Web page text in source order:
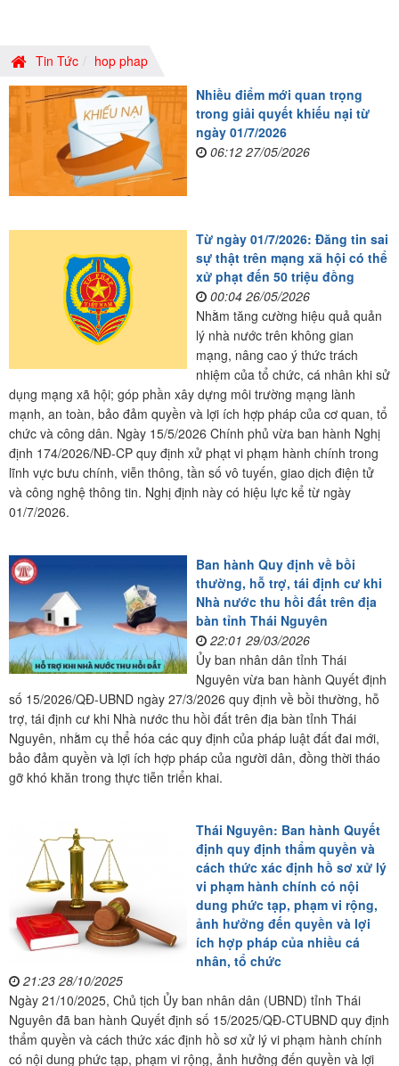
Tin Tức
hop phap
Nhiều điểm mới quan trọng
trong giải quyết khiếu nại từ
ngày 01/7/2026
06:12 27/05/2026
Từ ngày 01/7/2026: Đăng tin sai
sự thật trên mạng xã hội có thể
xử phạt đến 50 triệu đồng
00:04 26/05/2026
Nhằm tăng cường hiệu quả quản
lý nhà nước trên không gian
mạng, nâng cao ý thức trách
nhiệm của tổ chức, cá nhân khi sử
dụng mạng xã hội; góp phần xây dựng môi trường mạng lành
mạnh, an toàn, bảo đảm quyền và lợi ích hợp pháp của cơ quan, tổ
chức và công dân. Ngày 15/5/2026 Chính phủ vừa ban hành Nghị
định 174/2026/NĐ-CP quy định xử phạt vi phạm hành chính trong
lĩnh vực bưu chính, viễn thông, tần số vô tuyến, giao dịch điện tử
và công nghệ thông tin. Nghị định này có hiệu lực kể từ ngày
01/7/2026.
Ban hành Quy định về bồi
thường, hỗ trợ, tái định cư khi
Nhà nước thu hồi đất trên địa
bàn tỉnh Thái Nguyên
22:01 29/03/2026
Ủy ban nhân dân tỉnh Thái
Nguyên vừa ban hành Quyết định
số 15/2026/QĐ-UBND ngày 27/3/2026 quy định về bồi thường, hỗ
trợ, tái định cư khi Nhà nước thu hồi đất trên địa bàn tỉnh Thái
Nguyên, nhằm cụ thể hóa các quy định của pháp luật đất đai mới,
bảo đảm quyền và lợi ích hợp pháp của người dân, đồng thời tháo
gỡ khó khăn trong thực tiễn triển khai.
Thái Nguyên: Ban hành Quyết
định quy định thẩm quyền và
cách thức xác định hồ sơ xử lý
vi phạm hành chính có nội
dung phức tạp, phạm vi rộng,
ảnh hưởng đến quyền và lợi
ích hợp pháp của nhiều cá
nhân, tổ chức
21:23 28/10/2025
Ngày 21/10/2025, Chủ tịch Ủy ban nhân dân (UBND) tỉnh Thái
Nguyên đã ban hành Quyết định số 15/2025/QĐ-CTUBND quy định
thẩm quyền và cách thức xác định hồ sơ xử lý vi phạm hành chính
có nội dung phức tạp, phạm vi rộng, ảnh hưởng đến quyền và lợi